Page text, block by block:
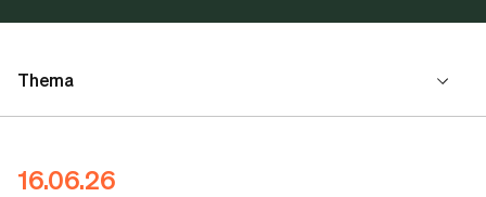
Thema
16.06.26